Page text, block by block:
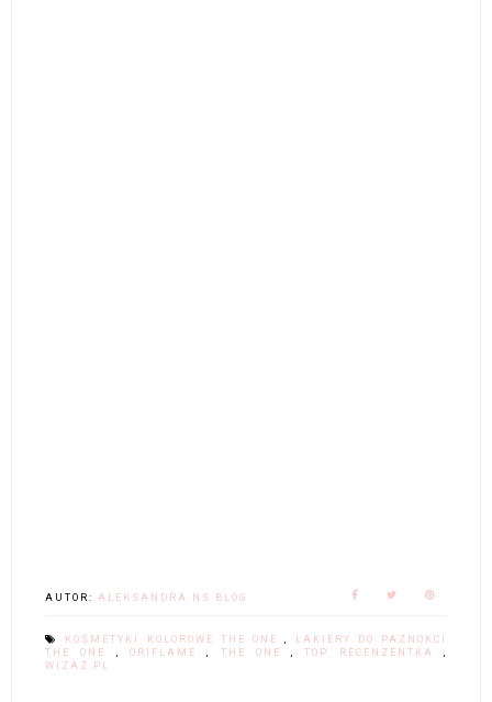
AUTOR: ALEKSANDRA NS BLOG
KOSMETYKI KOLOROWE THE ONE
LAKIERY DO PAZNOKCI
THE ONE
ORIFLAME THE ONE ,TOP RECENZENTKA
WIZAZ.PL